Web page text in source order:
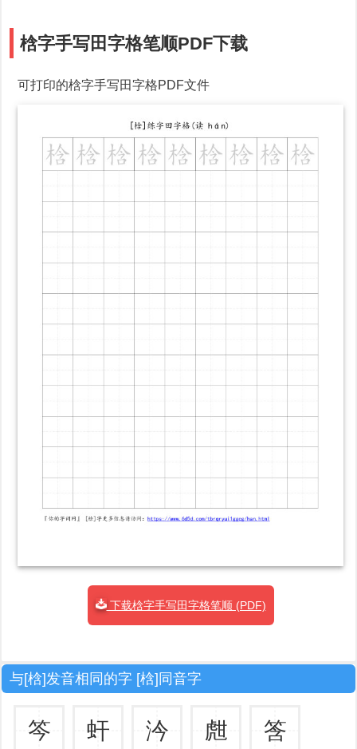
梒字手写田字格笔顺PDF下载
可打印的梒字手写田字格PDF文件
下载梒字手写田字格笔顺 (PDF)
与[梒]发音相同的字 [梒]同音字
笒 虷 汵 甝 筨